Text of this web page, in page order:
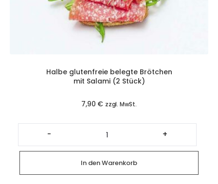
Halbe glutenfreie belegte Brötchen
mit Salami (2 Stück)
7,90 € zzgl. MwSt.
-
Halbe
glutenfreie
belegte
Brötchen
mit
Salami
(2
Stück)
+
In den Warenkorb